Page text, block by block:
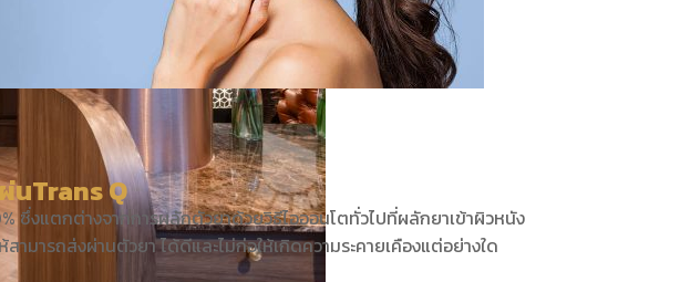
นTrans Q
ซึ่งแตกต่างจากการผลักตัวยาด้วยวิธีไอออนโตทั่วไปที่ผลักยาเข้าผิวหนัง
มารถส่งผ่านตัวยา ได้ดีและไม่ก่อให้เกิดความระคายเคืองแต่อย่างใด